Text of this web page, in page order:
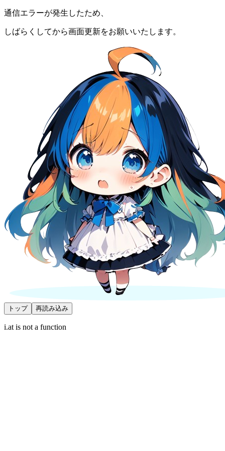
通信エラーが発生したため、
しばらくしてから画面更新をお願いいたします。
トップ 再読み込み
i.at is not a function